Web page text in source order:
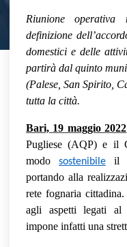
Area di testo
Riunione
definizione
domestici e delle
partirà dal quinto
(Palese, San Spirito,
tutta la città.
Bari, 19 maggio 2022
Pugliese (AQP) e il
modo sostenibile il
portando alla
rete fognaria
agli aspetti legati al
impone infatti una